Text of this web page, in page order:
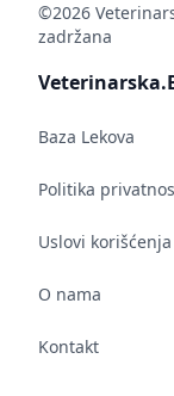
©2026
zadržana
Baza Lekova
Politika
Uslovi korišćenja
O nama
Kontakt